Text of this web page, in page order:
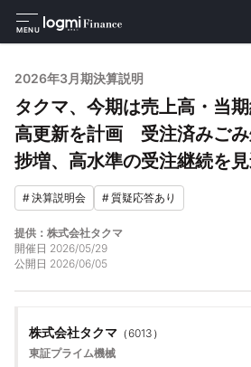
MENU
2026年3月期決算説明
タクマ、今期は売上高・当
高更新を計画 受注済みご
捗増、高水準の受注継続を
#決算説明会 #質疑応答あり
提供：株式会社タクマ
開催日 2026/05/29
公開日 2026/06/05
株式会社タクマ （6013 ）
東証プライム機械